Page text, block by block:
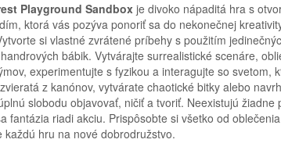
Playground Sandbox je divoko nápaditá hra s
ktorá vás pozýva ponoriť sa do nekonečnej
si vlastné zvrátené príbehy s použitím
bábik. Vytvárajte surrealistické scenáre,
experimentujte s fyzikou a interagujte so svetom,
z kanónov, vytvárate chaotické bitky alebo
slobodu objavovať, ničiť a tvoriť. Neexistujú žiadne
fantázia riadi akciu. Prispôsobte si všetko od
hru na nové dobrodružstvo.